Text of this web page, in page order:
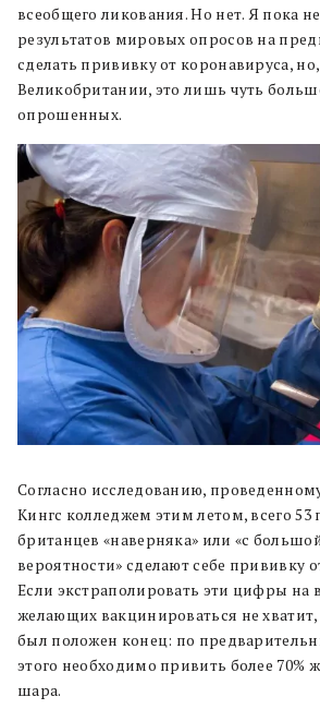
всеобщего ликования. Но нет. Я пока
результатов мировых опросов на
сделать прививку от коронавируса,
Великобритании, это лишь чуть
опрошенных.
Согласно исследованию,
Кингс колледжем этим летом, всего 53
британцев «наверняка» или «с
вероятности» сделают себе прививку
Если экстраполировать эти цифры на
желающих вакцинироваться не
был положен конец: по
этого необходимо привить более 70%
шара.